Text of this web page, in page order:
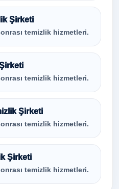
Şirketi
temizlik hizmetleri.
temizlik hizmetleri.
Şirketi
temizlik hizmetleri.
Şirketi
temizlik hizmetleri.